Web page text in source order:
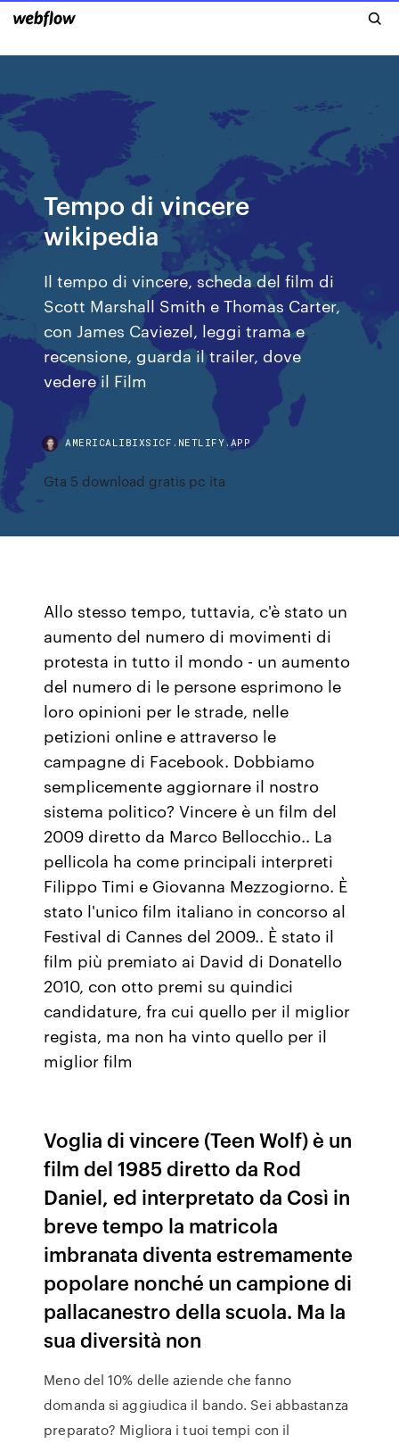
Tempo di vincere
wikipedia
Il tempo di vincere, scheda del film di
Scott Marshall Smith e Thomas Carter,
con James Caviezel, leggi trama e
recensione, guarda il trailer, dove
vedere il Film
AMERICALIBIXSICF.NETLIFY.APP
Gta 5 download gratis pc ita
Allo stesso tempo, tuttavia, c'è stato un
aumento del numero di movimenti di
protesta in tutto il mondo - un aumento
del numero di le persone esprimono le
loro opinioni per le strade, nelle
petizioni online e attraverso le
campagne di Facebook. Dobbiamo
semplicemente aggiornare il nostro
sistema politico? Vincere è un film del
2009 diretto da Marco Bellocchio.. La
pellicola ha come principali interpreti
Filippo Timi e Giovanna Mezzogiorno. È
stato l'unico film italiano in concorso al
Festival di Cannes del 2009.. È stato il
film più premiato ai David di Donatello
2010, con otto premi su quindici
candidature, fra cui quello per il miglior
regista, ma non ha vinto quello per il
miglior film
Voglia di vincere (Teen Wolf) è un
film del 1985 diretto da Rod
Daniel, ed interpretato da Così in
breve tempo la matricola
imbranata diventa estremamente
popolare nonché un campione di
pallacanestro della scuola. Ma la
sua diversità non
Meno del 10% delle aziende che fanno
domanda si aggiudica il bando. Sei abbastanza
preparato? Migliora i tuoi tempi con il